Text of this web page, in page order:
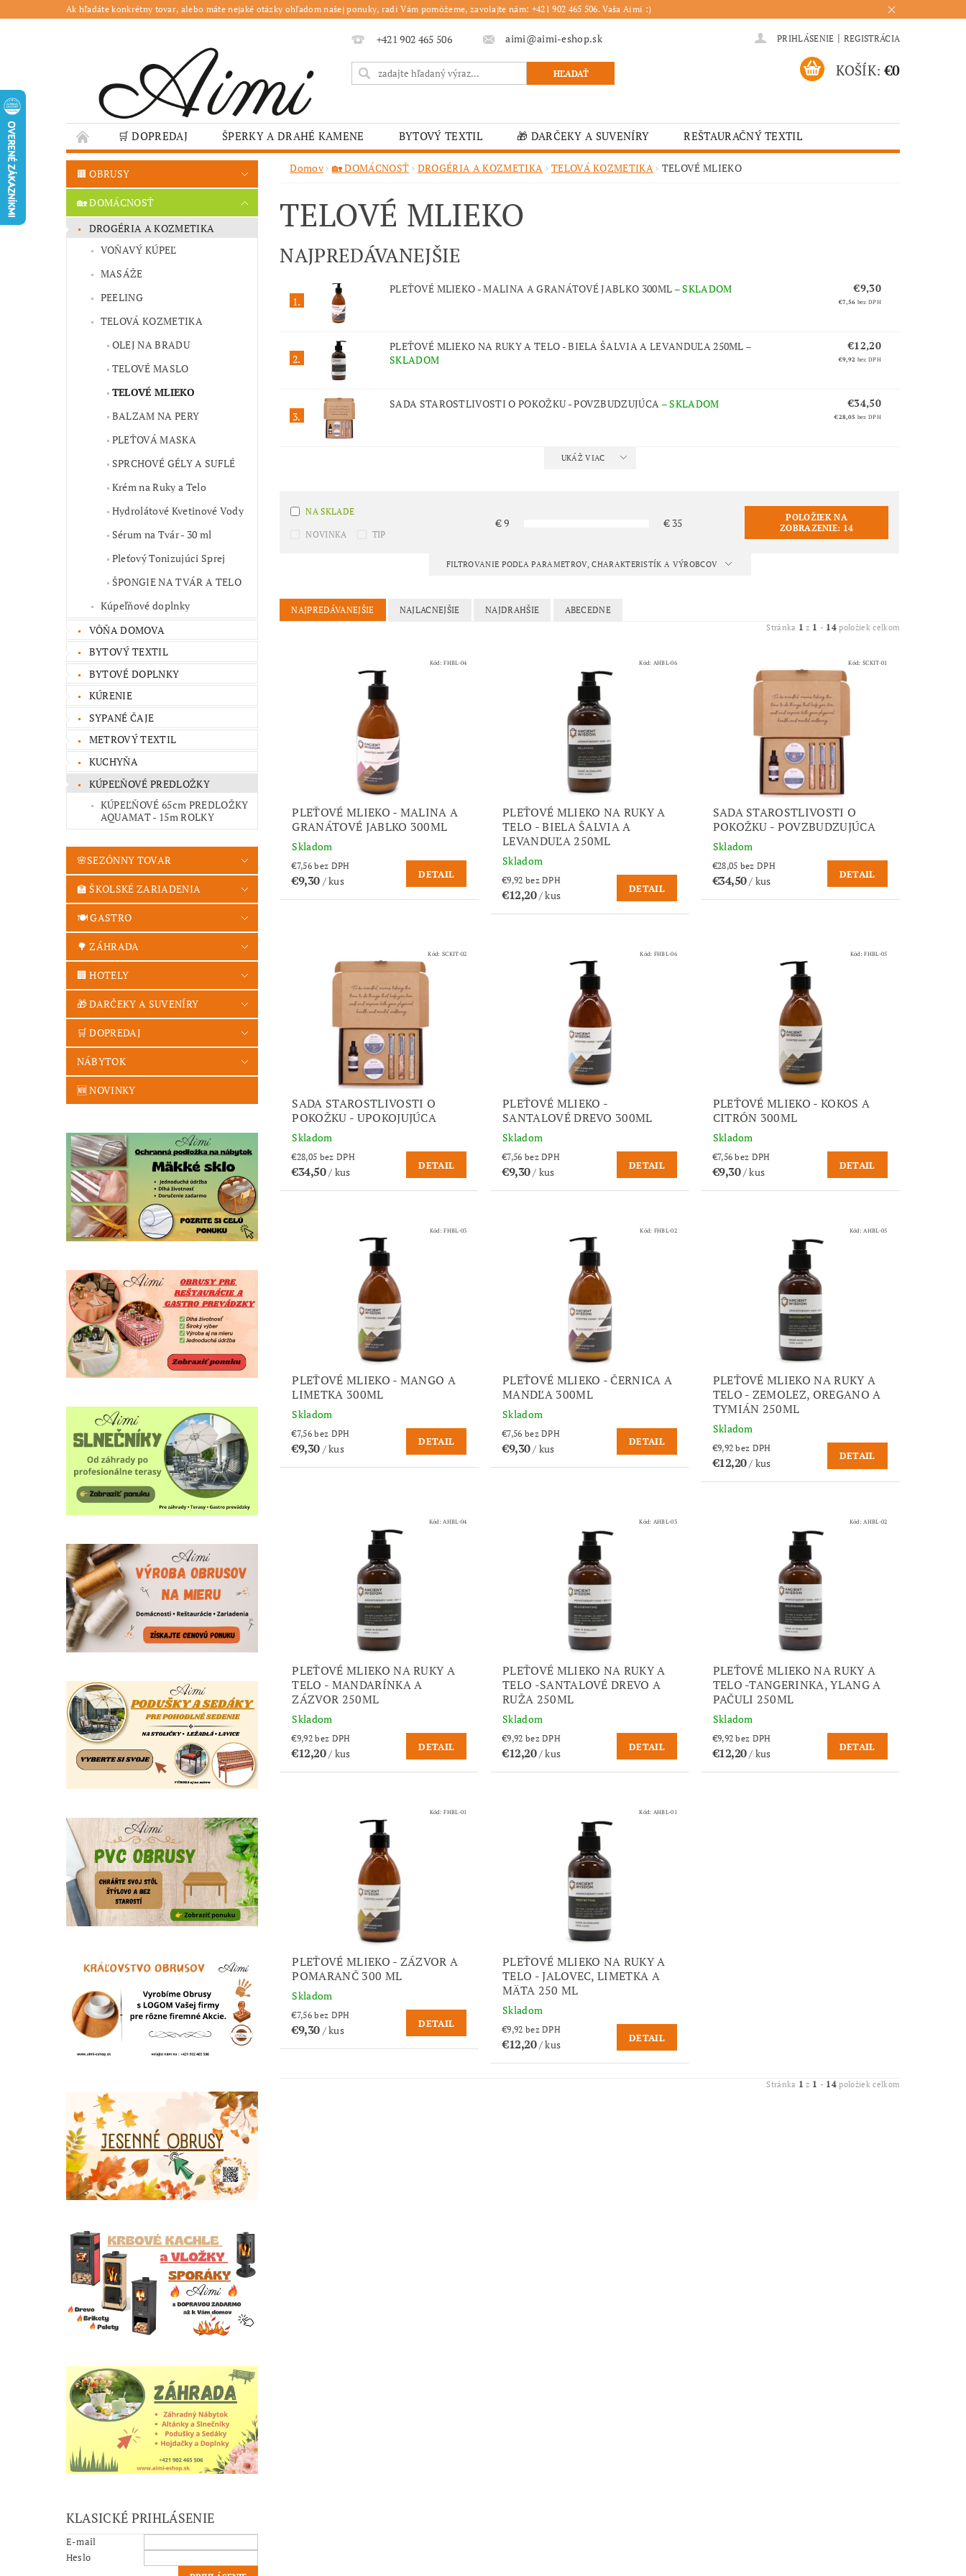
Ak hľadáte konkrétny tovar, alebo máte nejaké otázky ohľadom našej ponuky, radi Vám pomôžeme, zavolajte nám: +421 902 465 506. Vaša Aimi :)
+421 902 465 506 aimi@aimi-eshop.sk PRIHLÁSENIE | REGISTRÁCIA
KOŠÍK: €0
🛒 DOPREDAJ ŠPERKY A DRAHÉ KAMENE BYTOVÝ TEXTIL 🎁 DARČEKY A SUVENÍRY
REŠTAURAČNÝ TEXTIL
🌳 ZÁHRADA
🍽️ GASTRO JESENNÉ OBRUSY 🎄 VIANOČNÝ TOVAR 🏫 ŠKOLSKÉ ZARIADENIA
HOTELOVÝ TEXTIL
❤️ VALENTÍN – TIPY NA DARČEKY
GASTRO PREVÁDZKY
ŠKOLY A VEREJNÉ ZARIADENIA MOJA OBJEDNÁVKA
🟫 OBRUSY
🏡 DOMÁCNOSŤ
DROGÉRIA A KOZMETIKA
VOŇAVÝ KÚPEĽ
MASÁŽE
PEELING
TELOVÁ KOZMETIKA
OLEJ NA BRADU
TELOVÉ MASLO
TELOVÉ MLIEKO
BALZAM NA PERY
PLEŤOVÁ MASKA
SPRCHOVÉ GÉLY A SUFLÉ
Krém na Ruky a Telo
Hydrolátové Kvetinové Vody
Sérum na Tvár - 30 ml
Pleťový Tonizujúci Sprej
ŠPONGIE NA TVÁR A TELO
Kúpeľňové doplnky
VÔŇA DOMOVA
BYTOVÝ TEXTIL
BYTOVÉ DOPLNKY
KÚRENIE
SYPANÉ ČAJE
METROVÝ TEXTIL
KUCHYŇA
KÚPEĽŇOVÉ PREDLOŽKY
KÚPEĽŇOVÉ 65cm PREDLOŽKY
AQUAMAT - 15m ROLKY
🌸SEZÓNNY TOVAR
🏫 ŠKOLSKÉ ZARIADENIA
🍽️ GASTRO
🌳 ZÁHRADA
🏢 HOTELY
🎁 DARČEKY A SUVENÍRY
🛒 DOPREDAJ
NÁBYTOK
🆕 NOVINKY
KLASICKÉ PRIHLÁSENIE
E-mail
Heslo
Domov 🏡 DOMÁCNOSŤ DROGÉRIA A KOZMETIKA TELOVÁ KOZMETIKA TELOVÉ MLIEKO
TELOVÉ MLIEKO
NAJPREDÁVANEJŠIE
1.
PLEŤOVÉ MLIEKO - MALINA A GRANÁTOVÉ JABLKO 300ML –SKLADOM €9,30
€7,56 bez DPH
2.
PLEŤOVÉ MLIEKO NA RUKY A TELO - BIELA ŠALVIA A LEVANDUĽA 250ML –
SKLADOM
€12,20
€9,92 bez DPH
3.
SADA STAROSTLIVOSTI O POKOŽKU - POVZBUDZUJÚCA –SKLADOM €34,50
€28,05 bez DPH
UKÁŽ VIAC
NA SKLADE
NOVINKA TIP
€9 € 35
POLOŽIEK NA
ZOBRAZENIE: 14
FILTROVANIE PODĽA PARAMETROV, CHARAKTERISTÍK A VÝROBCOV
NAJPREDÁVANEJŠIE NAJLACNEJŠIE NAJDRAHŠIE ABECEDNE
Stránka 1 z 1 - 14 položiek celkom
Kód:FHBL-04
PLEŤOVÉ MLIEKO - MALINA A
GRANÁTOVÉ JABLKO 300ML
Skladom
€7,56 bez DPH
€9,30 / kus
DETAIL
Kód: AHBL-06
PLEŤOVÉ MLIEKO NA RUKY A
TELO - BIELA ŠALVIA A
LEVANDUĽA 250ML
Skladom
€9,92 bez DPH
€12,20/ kus
DETAIL
Kód:SCKIT-01
SADA STAROSTLIVOSTI O
POKOŽKU - POVZBUDZUJÚCA
Skladom
€28,05 bez DPH
€34,50/ kus
DETAIL
Kód: SCKIT-02
SADA STAROSTLIVOSTI O
POKOŽKU - UPOKOJUJÚCA
Skladom
€28,05 bez DPH
€34,50/ kus
DETAIL
Kód: FHBL-06
PLEŤOVÉ MLIEKO -
SANTALOVÉ DREVO 300ML
Skladom
€7,56 bez DPH
€9,30/ kus
DETAIL
Kód:FHBL-05
PLEŤOVÉ MLIEKO - KOKOS A
CITRÓN 300ML
Skladom
€7,56 bez DPH
€9,30/ kus
DETAIL
Kód:FHBL-03
PLEŤOVÉ MLIEKO - MANGO A
LIMETKA 300ML
Skladom
€7,56 bez DPH
€9,30 / kus
DETAIL
Kód: FHBL-02
PLEŤOVÉ MLIEKO - ČERNICA A
MANDĽA 300ML
Skladom
€7,56 bez DPH
€9,30/ kus
DETAIL
Kód: AHBL-05
PLEŤOVÉ MLIEKO NA RUKY A
TELO - ZEMOLEZ, OREGANO A
TYMIÁN 250ML
Skladom
€9,92 bez DPH
€12,20/ kus
DETAIL
Kód: AHBL-04
PLEŤOVÉ MLIEKO NA RUKY A
TELO - MANDARÍNKA A
ZÁZVOR 250ML
Skladom
€9,92 bez DPH
€12,20/ kus
DETAIL
Kód: AHBL-03
PLEŤOVÉ MLIEKO NA RUKY A
TELO -SANTALOVÉ DREVO A
RUŽA 250ML
Skladom
€9,92 bez DPH
€12,20/ kus
DETAIL
Kód: AHBL-02
PLEŤOVÉ MLIEKO NA RUKY A
TELO -TANGERINKA, YLANG A
PAČULI 250ML
Skladom
€9,92 bez DPH
€12,20/ kus
DETAIL
Kód:FHBL-01
PLEŤOVÉ MLIEKO - ZÁZVOR A
POMARANČ 300 ML
Skladom
€7,56 bez DPH
€9,30 / kus
DETAIL
Kód: AHBL-01
PLEŤOVÉ MLIEKO NA RUKY A
TELO - JALOVEC, LIMETKA A
MÄTA 250 ML
Skladom
€9,92 bez DPH
€12,20/ kus
DETAIL
Stránka 1 z 1 - 14 položiek celkom